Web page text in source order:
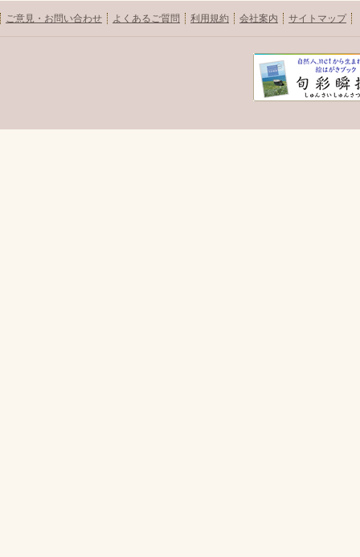
ご意見・お問い合わせ よくあるご質問 利用規約 会社案内 サイトマップ